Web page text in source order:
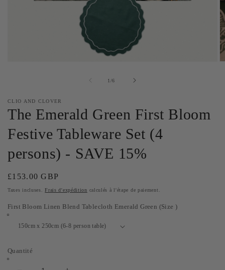
une
fenêtre
modale
1 /
de6
CLIO AND CLOVER
The Emerald Green First Bloom
Festive Tableware Set (4
persons) - SAVE 15%
Prix
habituel
£153.00 GBP
Taxes incluses.Frais d'expédition calculés à l'étape de paiement.
First Bloom Linen Blend Tablecloth Emerald Green (Size )
Quantité